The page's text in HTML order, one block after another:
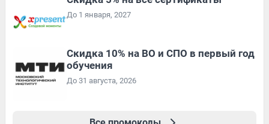
До 1 января, 2027
Скидка 10% на ВО и СПО в первый год
обучения
До 31 августа, 2026